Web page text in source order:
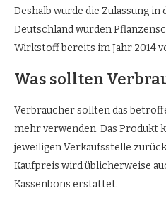
Deshalb wurde die Zulassung
Deutschland wurden
Wirkstoff bereits im Jahr 2014
Was sollten
Verbraucher sollten das
mehr verwenden. Das Produkt
jeweiligen Verkaufsstelle
Kaufpreis wird üblicherweise
Kassenbons erstattet.